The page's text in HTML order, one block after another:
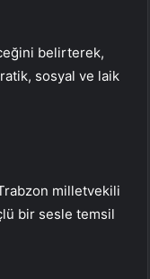
belirterek,
sosyal ve laik
milletvekili
bir sesle temsil